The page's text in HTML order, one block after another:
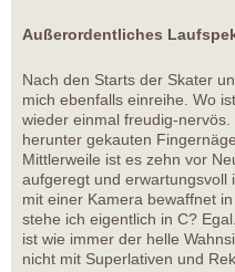
Außerordentliches
Nach den Starts der Skater
mich ebenfalls einreihe. Wo
wieder einmal freudig-
herunter gekauten
Mittlerweile ist es zehn vor
aufgeregt und erwartungsvoll
mit einer Kamera bewaffnet
stehe ich eigentlich in C?
ist wie immer der helle
nicht mit Superlativen und